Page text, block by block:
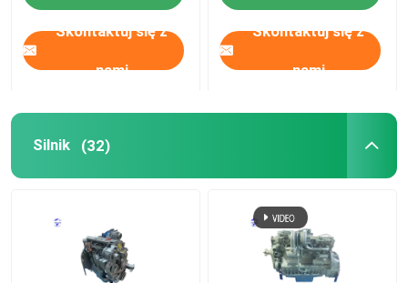
Głowica cylindra silnika
Minikoparka
Koparko-ładowarki
Skontaktuj się z
nami
Skontaktuj się z
nami
Silnik (32)